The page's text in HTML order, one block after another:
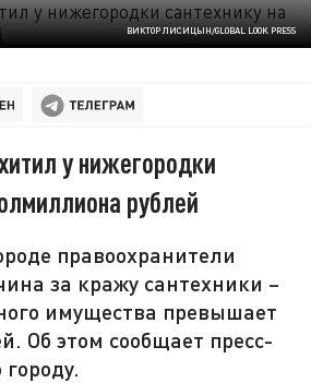
ВИКТОР ЛИСИЦЫН/GLOBAL LOOK PRESS
у нижегородки
рублей
правоохранители
за кражу сантехники –
имущества превышает
Об этом сообщает пресс-